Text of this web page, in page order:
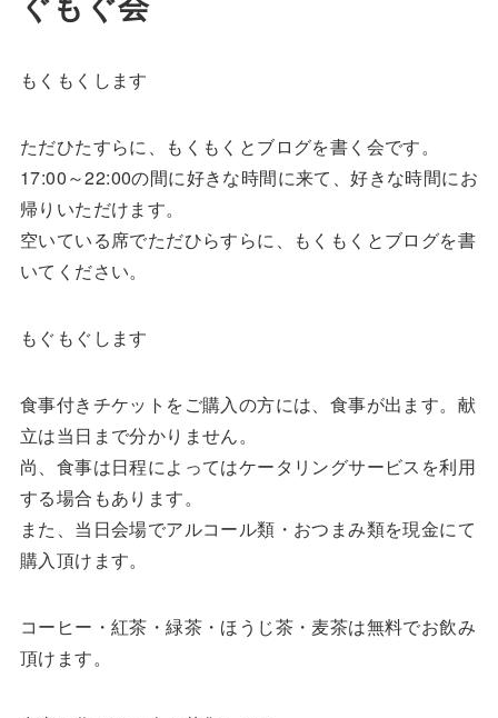
もくもくします
ただひたすらに、もくもくとブログを書く会です。
17:00～22:00の間に好きな時間に来て、好きな時間にお
帰りいただけます。
空いている席でただひらすらに、もくもくとブログを書
いてください。
もぐもぐします
食事付きチケットをご購入の方には、食事が出ます。献
立は当日まで分かりません。
尚、食事は日程によってはケータリングサービスを利用
する場合もあります。
また、当日会場でアルコール類・おつまみ類を現金にて
購入頂けます。
コーヒー・紅茶・緑茶・ほうじ茶・麦茶は無料でお飲み
頂けます。